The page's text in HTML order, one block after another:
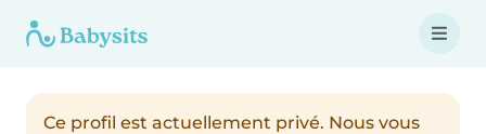
Ce profil est actuellement privé. Nous vous